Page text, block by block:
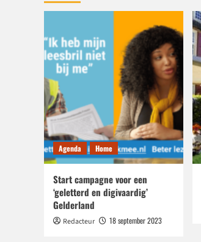
Agenda Home
Start campagne voor een
‘geletterd en digivaardig’
Gelderland
Redacteur 18 september 2023